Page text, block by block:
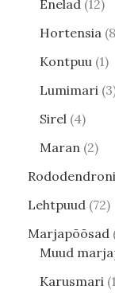
Enelad 12
Hortensia
Kontpuu 1
Lumimari 3
Sirel 4
Maran 2
Lehtpuud 72
Marjapõõsad
Muud
Karusmari